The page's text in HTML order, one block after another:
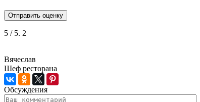
Отправить оценку
5 / 5. 2
Вячеслав
Шеф ресторана
Обсуждения